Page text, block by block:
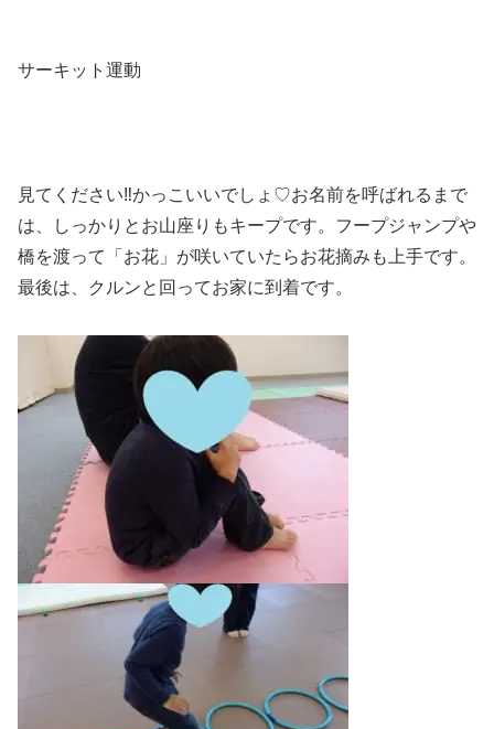
サーキット運動
見てください‼かっこいいでしょ♡お名前を呼ばれるまで
は、しっかりとお山座りもキープです。フープジャンプや
橋を渡って「お花」が咲いていたらお花摘みも上手です。
最後は、クルンと回ってお家に到着です。